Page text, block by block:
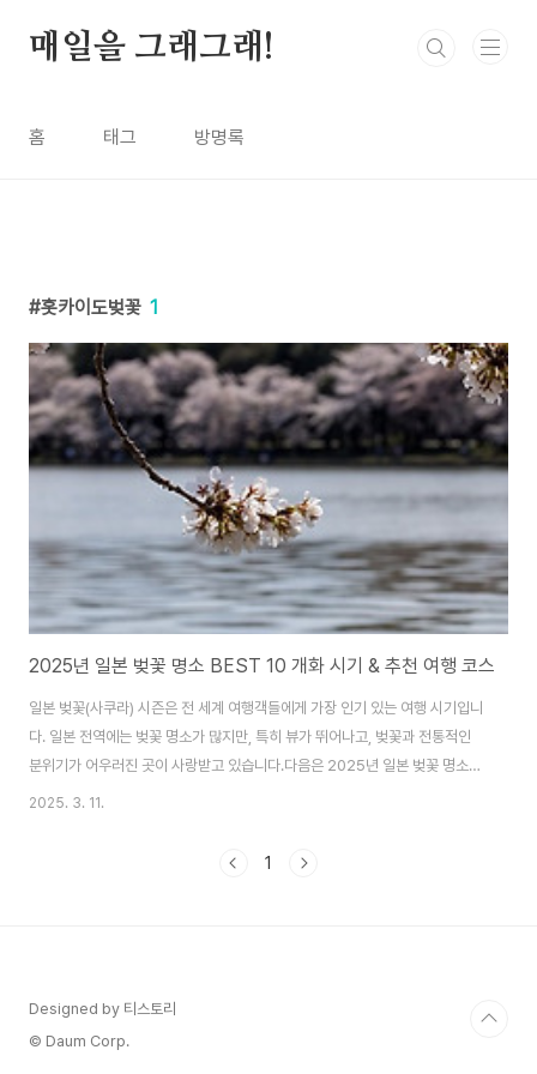
매일을 그래그래!
홈 태그 방명록
홋카이도벚꽃 1
2025년 일본 벚꽃 명소 BEST 10 개화 시기 & 추천 여행 코스
일본 벚꽃(사쿠라) 시즌은 전 세계 여행객들에게 가장 인기 있는 여행 시기입니
다. 일본 전역에는 벚꽃 명소가 많지만, 특히 뷰가 뛰어나고, 벚꽃과 전통적인
분위기가 어우러진 곳이 사랑받고 있습니다.다음은 2025년 일본 벚꽃 명소
BEST 10과 함께 최적의 방문 시기, 특징, 주변 관광지까지 소개해 드릴게
(예상)✔️ 특징:1,000그루 이상의 벚나무가 공원 내 도로를 따라 이어짐낮에는
2025. 3. 11.
1
Designed by 티스토리
© Daum Corp.